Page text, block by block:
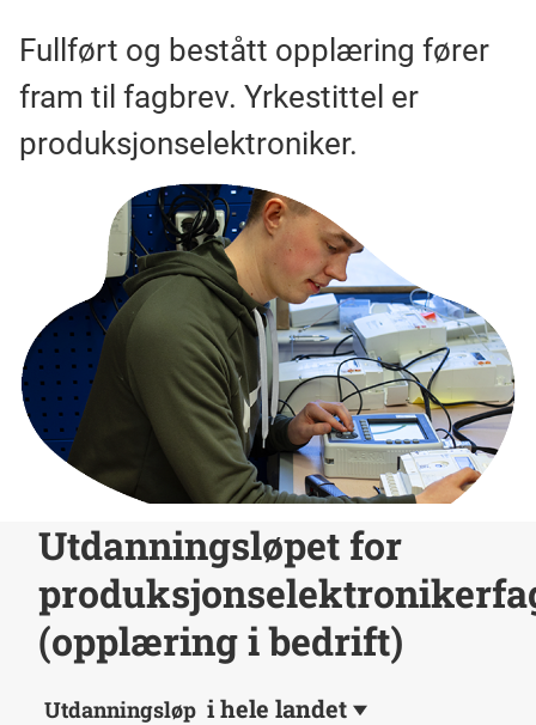
Fullført og bestått opplæring fører
fram til fagbrev. Yrkestittel er
produksjonselektroniker.
Utdanningsløpet for
(opplæring i bedrift)
Utdanningsløp i hele landet